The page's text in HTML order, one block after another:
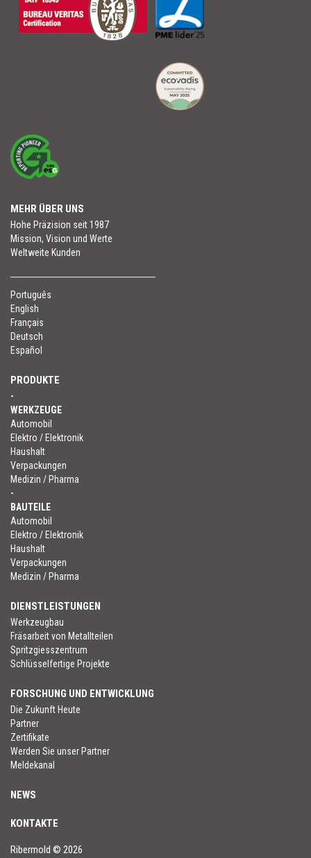
MEHR ÜBER UNS
Hohe Präzision seit 1987
Mission, Vision und Werte
Weltweite Kunden
Português
English
Français
Deutsch
Español
PRODUKTE
-
WERKZEUGE
Automobil
Elektro / Elektronik
Haushalt
Verpackungen
Medizin / Pharma
-
BAUTEILE
Automobil
Elektro / Elektronik
Haushalt
Verpackungen
Medizin / Pharma
DIENSTLEISTUNGEN
Werkzeugbau
Fräsarbeit von Metallteilen
Spritzgiesszentrum
Schlüsselfertige Projekte
FORSCHUNG UND ENTWICKLUNG
Die Zukunft Heute
Partner
Zertifikate
Werden Sie unser Partner
Meldekanal
NEWS
KONTAKTE
Ribermold © 2026